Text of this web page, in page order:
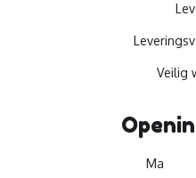
Veilig
Ma